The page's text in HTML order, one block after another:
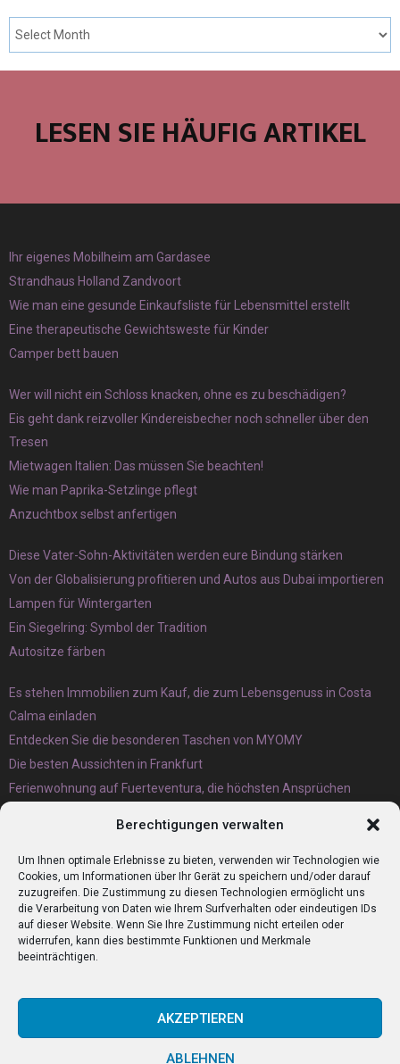
Berechtigungen verwalten
Um Ihnen optimale Erlebnisse zu bieten, verwenden wir Technologien wie
Cookies, um Informationen über Ihr Gerät zu speichern und/oder darauf
zuzugreifen. Die Zustimmung zu diesen Technologien ermöglicht uns
die Verarbeitung von Daten wie Ihrem Surfverhalten oder eindeutigen IDs
auf dieser Website. Wenn Sie Ihre Zustimmung nicht erteilen oder
widerrufen, kann dies bestimmte Funktionen und Merkmale
beeinträchtigen.
AKZEPTIEREN
ABLEHNEN
LESEN SIE HÄUFIG ARTIKEL
Ihr eigenes Mobilheim am Gardasee
Strandhaus Holland Zandvoort
Wie man eine gesunde Einkaufsliste für Lebensmittel erstellt
Eine therapeutische Gewichtsweste für Kinder
Camper bett bauen
Wer will nicht ein Schloss knacken, ohne es zu beschädigen?
Eis geht dank reizvoller Kindereisbecher noch schneller über den
Tresen
Mietwagen Italien: Das müssen Sie beachten!
Wie man Paprika-Setzlinge pflegt
Anzuchtbox selbst anfertigen
Diese Vater-Sohn-Aktivitäten werden eure Bindung stärken
Von der Globalisierung profitieren und Autos aus Dubai importieren
Lampen für Wintergarten
Ein Siegelring: Symbol der Tradition
Autositze färben
Es stehen Immobilien zum Kauf, die zum Lebensgenuss in Costa
Calma einladen
Entdecken Sie die besonderen Taschen von MYOMY
Die besten Aussichten in Frankfurt
Ferienwohnung auf Fuerteventura, die höchsten Ansprüchen
Eternit Wellplatten Entsorgung lieber heute als morgen erledigen
lassen